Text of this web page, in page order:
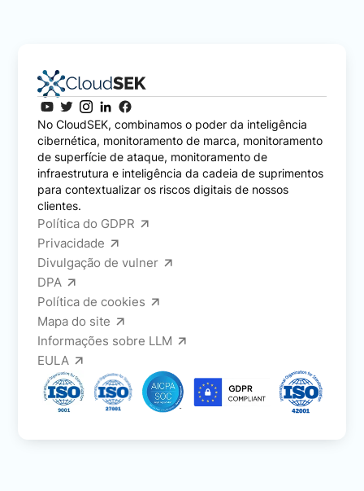
No CloudSEK, combinamos o poder da inteligência
cibernética, monitoramento de marca, monitoramento
de superfície de ataque, monitoramento de
infraestrutura e inteligência da cadeia de suprimentos
para contextualizar os riscos digitais de nossos
clientes.
Política do GDPR
Privacidade
Divulgação de vulner
DPA
Política de cookies
Mapa do site
Informações sobre LLM
EULA